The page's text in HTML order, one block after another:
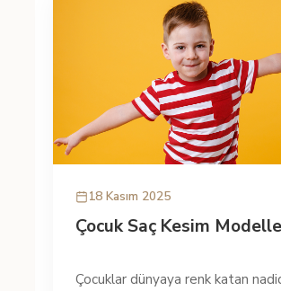
18 Kasım 2025
Çocuk Saç Kesim
Çocuklar dünyaya renk katan